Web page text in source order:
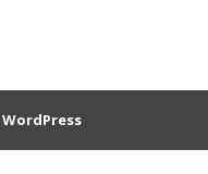
WordPress